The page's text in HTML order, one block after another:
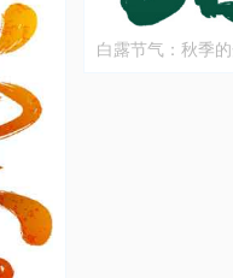
白露节气：秋季